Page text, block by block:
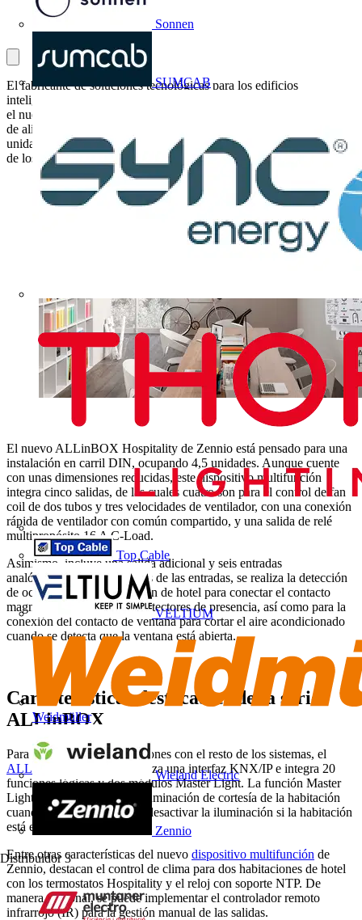
Sonnen
SUMCAB
Top Cable
VELTIUM
Weidmüller
Wieland Electric
Zennio
Distribuidor 3
El fabricante de soluciones tecnológicas para los edificios
inteligentes Zennio ha lanzado al mercado ALLinBOX Hospitality,
el nuevo dispositivo multifunción de la serie ALLinBOX con fuente
de alimentación KNX de 160 mA, diseñado para el control de una
unidad de fain coil de dos tubos con tres velocidades de ventilador
de los hoteles inteligentes.
El nuevo ALLinBOX Hospitality de Zennio está pensado para una
instalación en carril DIN, ocupando 4,5 unidades. Aunque cuente
con unas dimensiones reducidas, este dispositivo multifunción
integra cinco salidas, de las cuales cuatro son para el control de fan
coil de dos tubos y tres velocidades de ventilador, con una conexión
rápida de ventilador con común compartido, y una salida de relé
multipropósito 16 A C-Load.
Asimismo, incluye una salida adicional y seis entradas
analógicas/digitales. A través de las entradas, se realiza la detección
de ocupación de la habitación de hotel para conectar el contacto
magnético de puerta y los detectores de presencia, así como para la
conexión del contacto de ventana para cortar el aire acondicionado
cuando se detecta que la ventana está abierta.
Características destacables de la serie
ALLinBOX
Para realizar las comunicaciones con el resto de los sistemas, el
ALLinBOX Hospitality
utiliza una interfaz KNX/IP e integra 20
funciones lógicas y dos módulos Master Light. La función Master
Light permite encender la iluminación de cortesía de la habitación
cuando esta está apagada o desactivar la iluminación si la habitación
está encendida.
Entre otras características del nuevo dispositivo multifunción de
Zennio, destacan el control de clima para dos habitaciones de hotel
con los termostatos Hospitality y el reloj con soporte NTP. De
manera opcional, se puede implementar el controlador remoto
infrarrojo (IR) para la gestión manual de las salidas.